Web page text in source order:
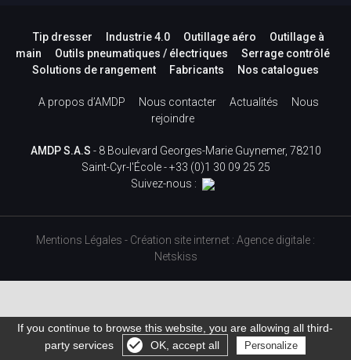
Tip dresser Industrie 4.0 Outillage aéro
Outillage à
main
Outils pneumatiques / électriques
Serrage contrôlé
Solutions de rangement
Fabricants Nos catalogues
A propos d’AMDP Nous contacter Actualités
Nous
rejoindre
AMDP S.A.S - 8 Boulevard Georges-Marie Guynemer, 78210
Saint-Cyr-l'École -+33 (0)1 30 09 25 25
Suivez-nous :
Mentions Légales - Création site internet : Agence digitale :
Netskiss
Gérer les cookies
If you continue to browse this website, you are allowing all third-
party services
OK, accept all Personalize